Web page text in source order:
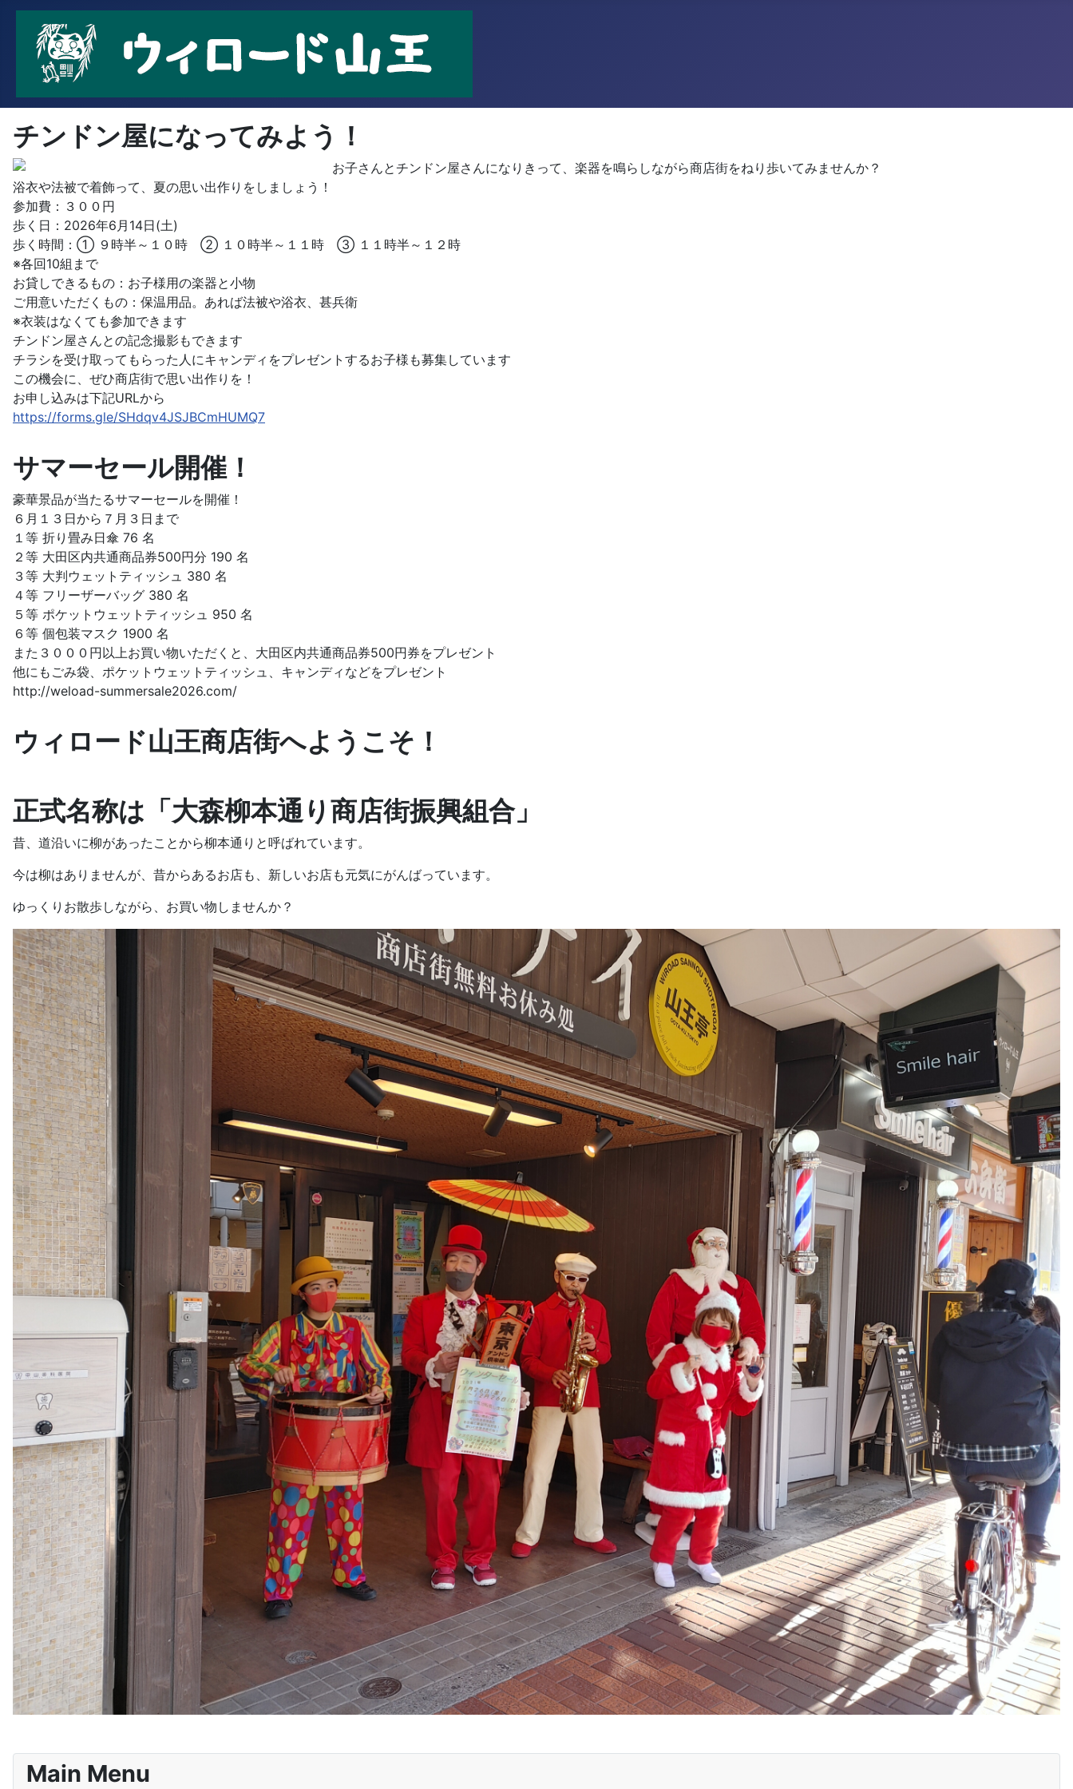
チンドン屋になってみよう！
お子さんとチンドン屋さんになりきって、楽器を鳴らしながら商店街をねり歩いてみませんか？
浴衣や法被で着飾って、夏の思い出作りをしましょう！
参加費：３００円
歩く日：2026年6月14日(土)
歩く時間：① ９時半～１０時 ② １０時半～１１時 ③ １１時半～１２時
※各回10組まで
お貸しできるもの：お子様用の楽器と小物
ご用意いただくもの：保温用品。あれば法被や浴衣、甚兵衛
※衣装はなくても参加できます
チンドン屋さんとの記念撮影もできます
チラシを受け取ってもらった人にキャンディをプレゼントするお子様も募集しています
この機会に、ぜひ商店街で思い出作りを！
お申し込みは下記URLから
https://forms.gle/SHdqv4JSJBCmHUMQ7
サマーセール開催！
豪華景品が当たるサマーセールを開催！
６月１３日から７月３日まで
１等 折り畳み日傘 76 名
２等 大田区内共通商品券500円分 190 名
３等 大判ウェットティッシュ 380 名
４等 フリーザーバッグ 380 名
５等 ポケットウェットティッシュ 950 名
６等 個包装マスク 1900 名
また３０００円以上お買い物いただくと、大田区内共通商品券500円券をプレゼント
他にもごみ袋、ポケットウェットティッシュ、キャンディなどをプレゼント
http://weload-summersale2026.com/
ウィロード山王商店街へようこそ！
正式名称は「大森柳本通り商店街振興組合」
昔、道沿いに柳があったことから柳本通りと呼ばれています。
今は柳はありませんが、昔からあるお店も、新しいお店も元気にがんばっています。
ゆっくりお散歩しながら、お買い物しませんか？
Main Menu